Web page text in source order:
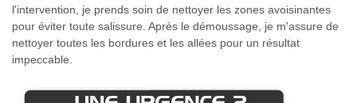
l'intervention, je prends soin de nettoyer les zones avoisinantes
pour éviter toute salissure. Après le démoussage, je m'assure de
nettoyer toutes les bordures et les allées pour un résultat
impeccable.